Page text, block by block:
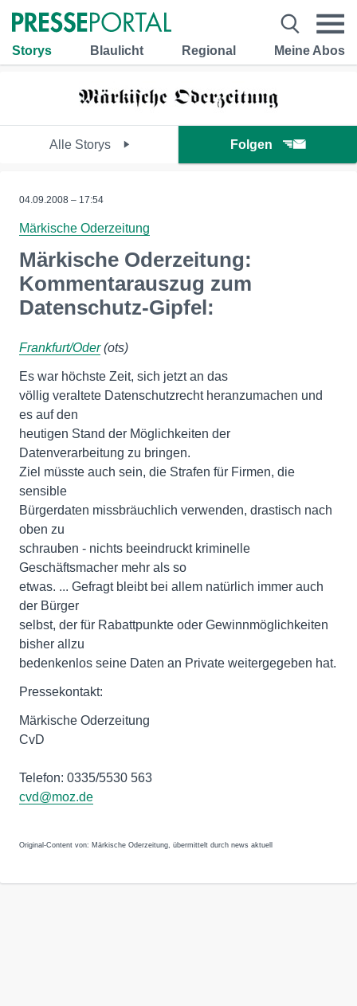
Storys Blaulicht Regional Meine Abos
Alle Storys Folgen
04.09.2008 – 17:54
Märkische Oderzeitung
Märkische Oderzeitung:
Kommentarauszug zum
Datenschutz-Gipfel:
Frankfurt/Oder(ots)
Es war höchste Zeit, sich jetzt an das
völlig veraltete Datenschutzrecht heranzumachen und
es auf den
heutigen Stand der Möglichkeiten der
Datenverarbeitung zu bringen.
Ziel müsste auch sein, die Strafen für Firmen, die
sensible
Bürgerdaten missbräuchlich verwenden, drastisch nach
oben zu
schrauben - nichts beeindruckt kriminelle
Geschäftsmacher mehr als so
etwas. ... Gefragt bleibt bei allem natürlich immer auch
der Bürger
selbst, der für Rabattpunkte oder Gewinnmöglichkeiten
bisher allzu
bedenkenlos seine Daten an Private weitergegeben hat.
Pressekontakt:
Märkische Oderzeitung
CvD
Telefon: 0335/5530 563
cvd@moz.de
Original-Content von: Märkische Oderzeitung, übermittelt durch news aktuell